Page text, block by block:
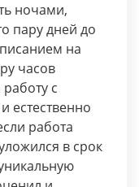
ночами,
пару дней до
на
часов
с
естественно
работа
в срок